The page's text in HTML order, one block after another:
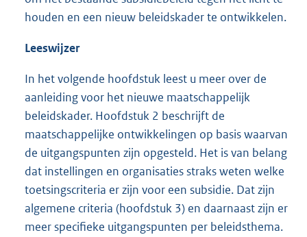
houden en een nieuw beleidskader te ontwikkelen.
Leeswijzer
In het volgende hoofdstuk leest u meer over de
aanleiding voor het nieuwe maatschappelijk
beleidskader. Hoofdstuk 2 beschrijft de
maatschappelijke ontwikkelingen op basis waarvan
de uitgangspunten zijn opgesteld. Het is van belang
dat instellingen en organisaties straks weten welke
toetsingscriteria er zijn voor een subsidie. Dat zijn
algemene criteria (hoofdstuk 3) en daarnaast zijn er
meer specifieke uitgangspunten per beleidsthema.